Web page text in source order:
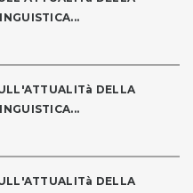
DELLA
DELLA